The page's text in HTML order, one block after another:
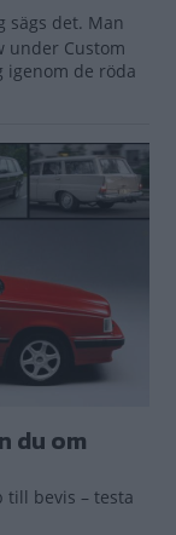
sägs det. Man
under Custom
igenom de röda
du om
till bevis – testa